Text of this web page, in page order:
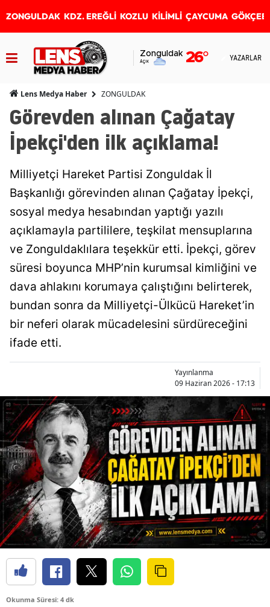
ZONGULDAK KDZ. EREĞLİ KOZLU KİLİMLİ ÇAYCUMA
Zonguldak
Açık 26° YAZARLAR
Lens Medya Haber ZONGULDAK
Görevden alınan Çağatay
İpekçi'den ilk açıklama!
Milliyetçi Hareket Partisi Zonguldak İl
Başkanlığı görevinden alınan Çağatay İpekçi,
sosyal medya hesabından yaptığı yazılı
açıklamayla partililere, teşkilat mensuplarına
ve Zonguldaklılara teşekkür etti. İpekçi, görev
süresi boyunca MHP’nin kurumsal kimliğini ve
dava ahlakını korumaya çalıştığını belirterek,
bundan sonra da Milliyetçi-Ülkücü Hareket’in
bir neferi olarak mücadelesini sürdüreceğini
ifade etti.
Yayınlanma
09 Haziran 2026 - 17:13
Okunma Süresi: 4 dk